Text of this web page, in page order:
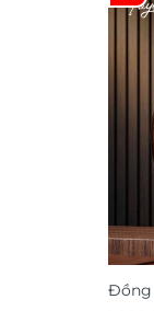
Đồng